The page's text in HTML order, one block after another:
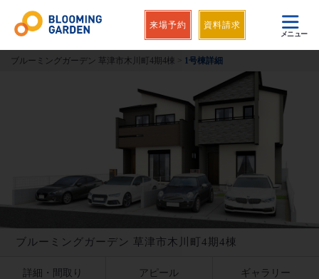
来場予約 資料請求
メニュー
ブルーミングガーデン 草津市木川町4期4棟 > 1号棟詳細
ブルーミングガーデン 草津市木川町4期4棟
詳細・間取り アピール ギャラリー